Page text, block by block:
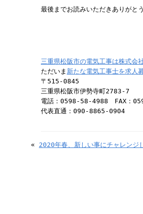
最後までお読みいただきありがと
三重県松阪市の電気工事は株式会
ただいま 新たな電気工事士を求人
〒515-0845
三重県松阪市伊勢寺町2783-7
電話：0598-58-4988 FAX：
代表直通：090-8865-0904
« 2020年春、新しい事にチャレンジ